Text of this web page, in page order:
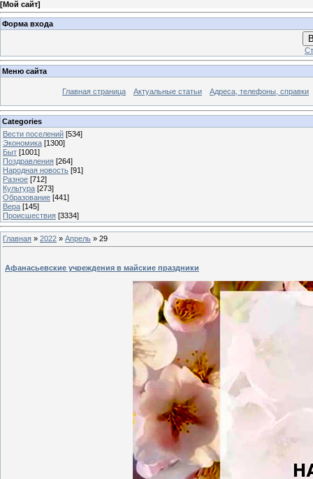
[Мой сайт]
Форма входа
Меню сайта
Главная страница Актуальные статьи Адреса, телефоны, справки
Categories
Вести поселений [534]
Экономика [1300]
Быт [1001]
Поздравления [264]
Народная новость [91]
Разное [712]
Культура [273]
Образование [441]
Вера [145]
Происшествия [3334]
Главная » 2022 » Апрель » 29
Афанасьевские учреждения в майские праздники